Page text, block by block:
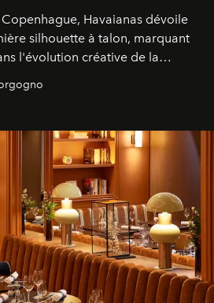
Havaianas dévoile
silhouette à talon, marquant
l'évolution créative de la